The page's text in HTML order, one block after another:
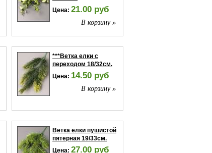
Цена: 21.00 руб
В корзину »
***Ветка елки с
переходом 18/32см.
Цена: 14.50 руб
В корзину »
Ветка елки пушистой
пятерная 19/33см.
Цена: 27.00 руб